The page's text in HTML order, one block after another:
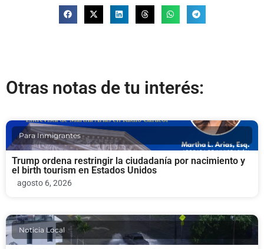
Otras notas de tu interés:
Para Inmigrantes
Trump ordena restringir la ciudadanía por nacimiento y
el birth tourism en Estados Unidos
agosto 6, 2026
Noticia Local